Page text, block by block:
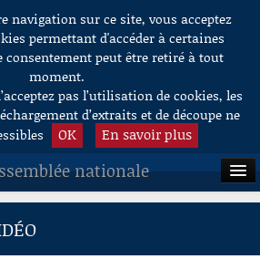
navigation sur ce site, vous acceptez
permettant d'accéder à certaines
consentement peut être retiré à tout
moment.
pas l’utilisation de cookies, les
d’extraits et de découpe ne
OK En savoir plus
nationale